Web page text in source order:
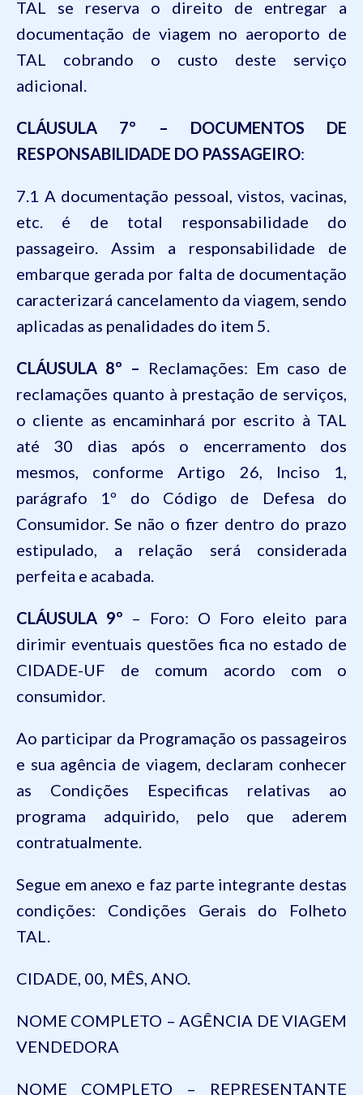
TAL se reserva o direito de entregar a
documentação de viagem no aeroporto de
TAL cobrando o custo deste serviço
adicional.
CLÁUSULA 7º – DOCUMENTOS DE
RESPONSABILIDADE DO PASSAGEIRO:
7.1 A documentação pessoal, vistos, vacinas,
etc. é de total responsabilidade do
passageiro. Assim a responsabilidade de
embarque gerada por falta de documentação
caracterizará cancelamento da viagem, sendo
aplicadas as penalidades do item 5.
CLÁUSULA 8º – Reclamações: Em caso de
reclamações quanto à prestação de serviços,
o cliente as encaminhará por escrito à TAL
até 30 dias após o encerramento dos
mesmos, conforme Artigo 26, Inciso 1,
parágrafo 1º do Código de Defesa do
Consumidor. Se não o fizer dentro do prazo
estipulado, a relação será considerada
perfeita e acabada.
CLÁUSULA 9º – Foro: O Foro eleito para
dirimir eventuais questões fica no estado de
CIDADE-UF de comum acordo com o
consumidor.
Ao participar da Programação os passageiros
e sua agência de viagem, declaram conhecer
as Condições Especificas relativas ao
programa adquirido, pelo que aderem
contratualmente.
Segue em anexo e faz parte integrante destas
condições: Condições Gerais do Folheto
TAL.
CIDADE, 00, MÊS, ANO.
NOME COMPLETO – AGÊNCIA DE VIAGEM
VENDEDORA
NOME COMPLETO – REPRESENTANTE